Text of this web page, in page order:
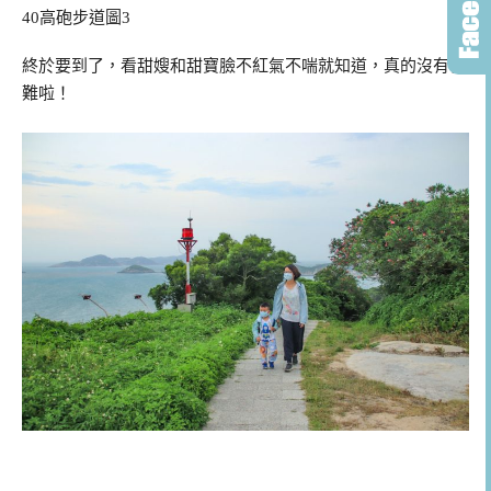
40高砲步道圖3
終於要到了，看甜嫂和甜寶臉不紅氣不喘就知道，真的沒有很
難啦！